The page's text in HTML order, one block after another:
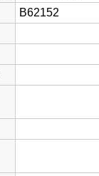
B62152